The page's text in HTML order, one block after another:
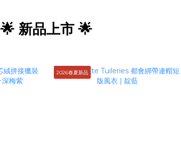
🌟 新品上市 🌟
2026春夏新品